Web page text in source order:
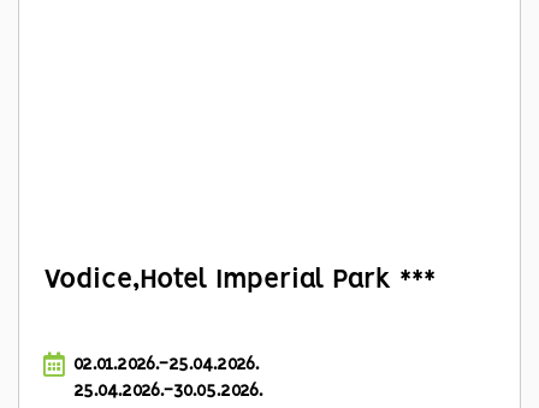
Vodice,Hotel Imperial Park ***
02.01.2026.-25.04.2026.
25.04.2026.-30.05.2026.